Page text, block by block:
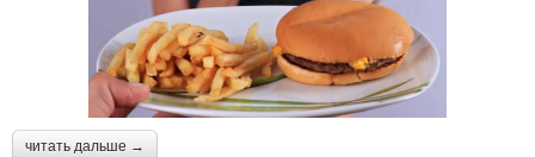
читать дальше →